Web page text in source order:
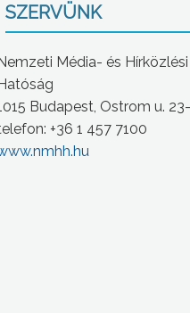
SZERVÜNK
Média- és Hírközlési
Budapest, Ostrom u.
+36 1 457 7100